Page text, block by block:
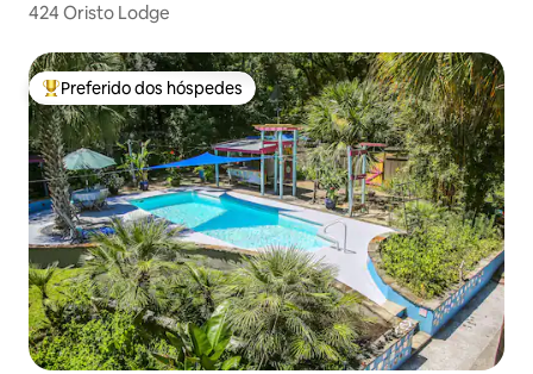
424 Oristo Lodge
Entre os melhores preferidos dos hóspedes
Preferido dos hóspedes